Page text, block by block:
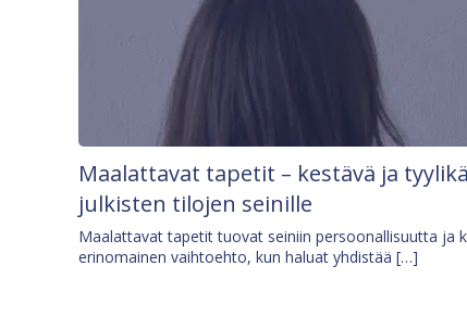
Maalattavat tapetit – kestävä ja
julkisten tilojen seinille
Maalattavat tapetit tuovat seiniin persoonallisuutta ja
erinomainen vaihtoehto, kun haluat yhdistää […]